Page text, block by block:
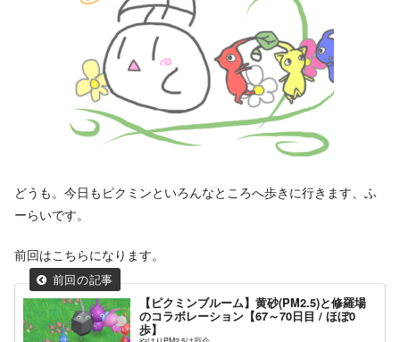
どうも。今日もピクミンといろんなところへ歩きに行きます、ふ
ーらいです。
前回はこちらになります。
【ピクミンブルーム】黄砂(PM2.5)と修羅場
のコラボレーション【67～70日目 / ほぼ0
歩】